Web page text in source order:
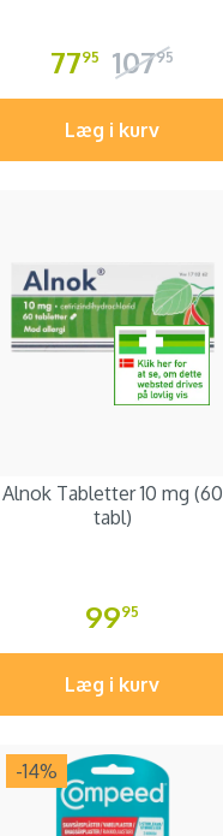
7795 10795
Læg i kurv
Alnok Tabletter 10 mg (60
tabl)
9995
Læg i kurv
-14%